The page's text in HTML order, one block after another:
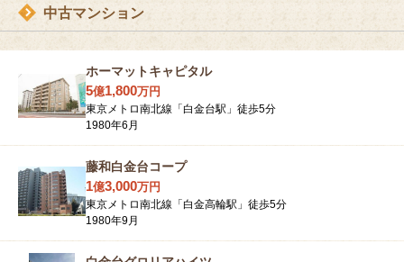
中古マンション
ホーマットキャピタル
5億1,800万円
東京メトロ南北線「白金台駅」徒歩5分
1980年6月
藤和白金台コープ
1億3,000万円
東京メトロ南北線「白金高輪駅」徒歩5分
1980年9月